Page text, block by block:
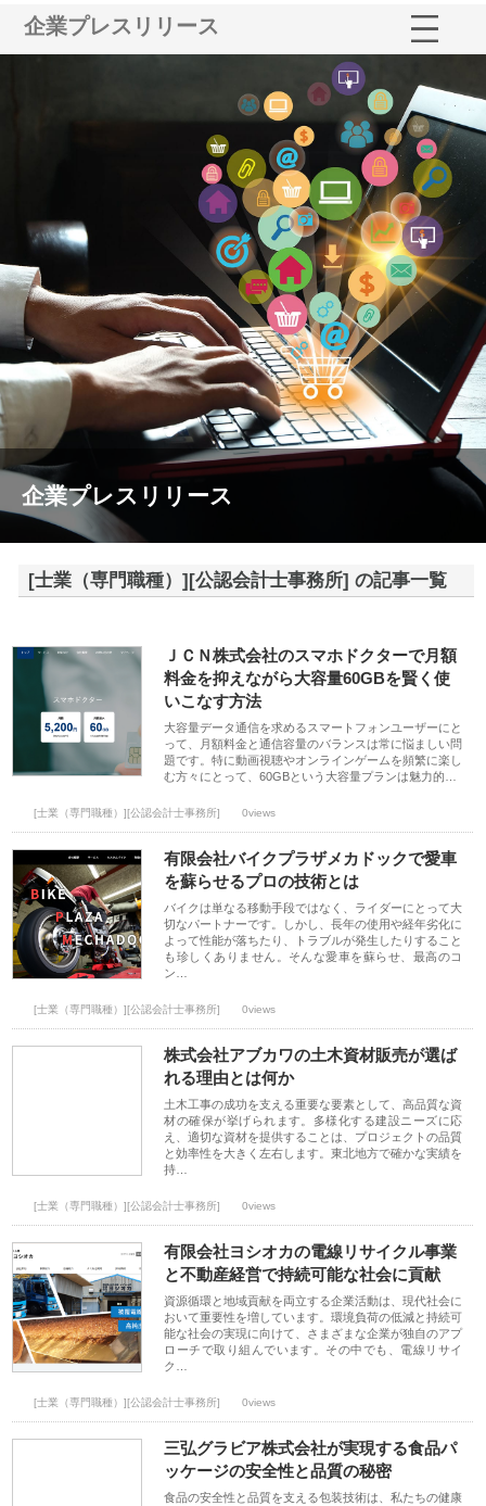
企業プレスリリース
企業プレスリリース
[士業（専門職種）][公認会計士事務所] の記事一覧
ＪＣＮ株式会社のスマホドクターで月額
料金を抑えながら大容量60GBを賢く使
いこなす方法
大容量データ通信を求めるスマートフォンユーザーにと
って、月額料金と通信容量のバランスは常に悩ましい問
題です。特に動画視聴やオンラインゲームを頻繁に楽し
む方々にとって、60GBという大容量プランは魅力的…
[士業（専門職種）][公認会計士事務所] 0views
有限会社バイクプラザメカドックで愛車
を蘇らせるプロの技術とは
バイクは単なる移動手段ではなく、ライダーにとって大
切なパートナーです。しかし、長年の使用や経年劣化に
よって性能が落ちたり、トラブルが発生したりすること
も珍しくありません。そんな愛車を蘇らせ、最高のコ
ン…
[士業（専門職種）][公認会計士事務所] 0views
株式会社アブカワの土木資材販売が選ば
れる理由とは何か
土木工事の成功を支える重要な要素として、高品質な資
材の確保が挙げられます。多様化する建設ニーズに応
え、適切な資材を提供することは、プロジェクトの品質
と効率性を大きく左右します。東北地方で確かな実績を
持…
[士業（専門職種）][公認会計士事務所] 0views
有限会社ヨシオカの電線リサイクル事業
と不動産経営で持続可能な社会に貢献
資源循環と地域貢献を両立する企業活動は、現代社会に
おいて重要性を増しています。環境負荷の低減と持続可
能な社会の実現に向けて、さまざまな企業が独自のアプ
ローチで取り組んでいます。その中でも、電線リサイ
ク…
[士業（専門職種）][公認会計士事務所] 0views
三弘グラビア株式会社が実現する食品パ
ッケージの安全性と品質の秘密
食品の安全性と品質を支える包装技術は、私たちの健康